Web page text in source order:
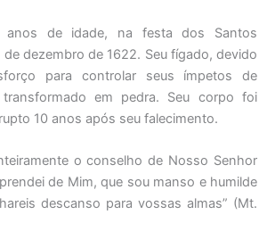
anos de idade, na festa dos Santos
dezembro de 1622. Seu fígado, devido
para controlar seus ímpetos de
em pedra. Seu corpo foi
10 anos após seu falecimento.
o conselho de Nosso Senhor
de Mim, que sou manso e humilde
descanso para vossas almas” (Mt.